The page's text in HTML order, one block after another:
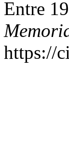
Entre
https://